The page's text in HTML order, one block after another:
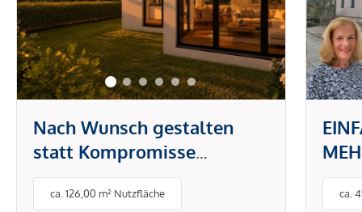
Nach Wunsch gestalten
statt Kompromisse
eingehen - Exklusives
Doppelhaus auf
ca. 126,00 m² Nutzfläche ca.